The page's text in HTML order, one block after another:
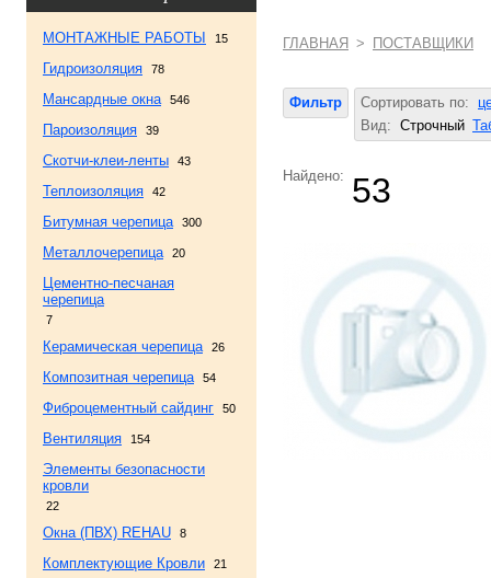
МОНТАЖНЫЕ РАБОТЫ 15
Гидроизоляция 78
Мансардные окна 546
Пароизоляция 39
Скотчи-клеи-ленты 43
Теплоизоляция 42
Битумная черепица 300
Металлочерепица 20
Цементно-песчаная
черепица
7
Керамическая черепица 26
Композитная черепица 54
Фиброцементный сайдинг 50
Вентиляция 154
Элементы безопасности
кровли
22
Окна (ПВХ) REHAU 8
Комплектующие Кровли 21
ГЛАВНАЯ > ПОСТАВЩИКИ
Фильтр Сортировать по:
Вид: Строчный
Найдено: 53